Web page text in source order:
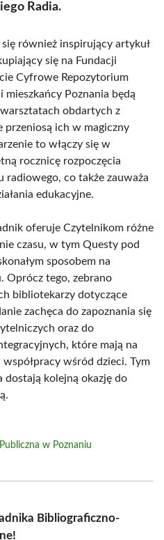
Radia.
również inspirujący artykuł
się na Fundacji
Cyfrowe Repozytorium
mieszkańcy Poznania będą
obdartych z
ich w magiczny
to włączy się w
rocznicę rozpoczęcia
radiowego, co także zauważa
edukacyjne.
oferuje Czytelnikom różne
czasu, w tym Questy pod
sposobem na
Oprócz tego, zebrano
bibliotekarzy dotyczące
zachęca do zapoznania się
oraz do
które mają na
wśród dzieci. Tym
dostają kolejną okazję do
w Poznaniu
Bibliograficzno-